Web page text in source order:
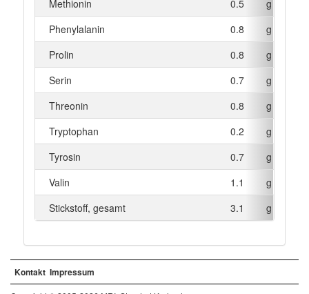
Methionin
0.5
g
Phenylalanin
0.8
g
Prolin
0.8
g
Serin
0.7
g
Threonin
0.8
g
Tryptophan
0.2
g
Tyrosin
0.7
g
Valin
1.1
g
Stickstoff, gesamt
3.1 g
Kontakt Impressum